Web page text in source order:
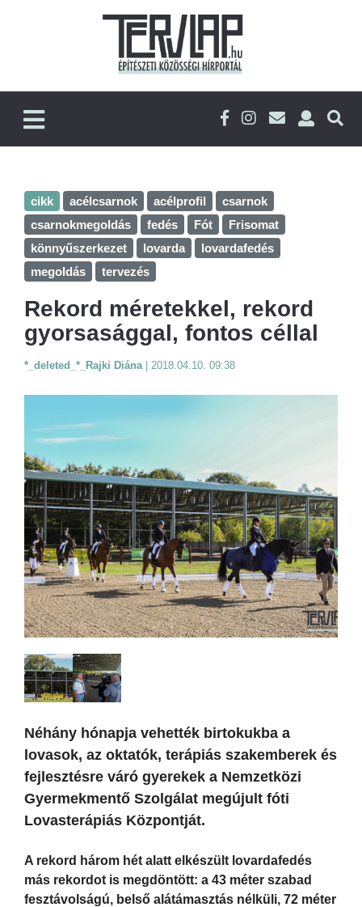
cikk acélcsarnok acélprofil
csarnok
csarnokmegoldás
fedés Fót
Frisomat
könnyűszerkezet
lovarda
lovardafedés
megoldás
tervezés
Rekord méretekkel, rekord
gyorsasággal, fontos céllal
*_deleted_*_Rajki Diána 2018.04.10. 09:38
Néhány hónapja vehették birtokukba a
lovasok, az oktatók, terápiás szakemberek és
fejlesztésre váró gyerekek a Nemzetközi
Gyermekmentő Szolgálat megújult fóti
Lovasterápiás Központját.
A rekord három hét alatt elkészült lovardafedés
más rekordot is megdöntött: a 43 méter szabad
fesztávolságú, belső alátámasztás nélküli, 72 méter